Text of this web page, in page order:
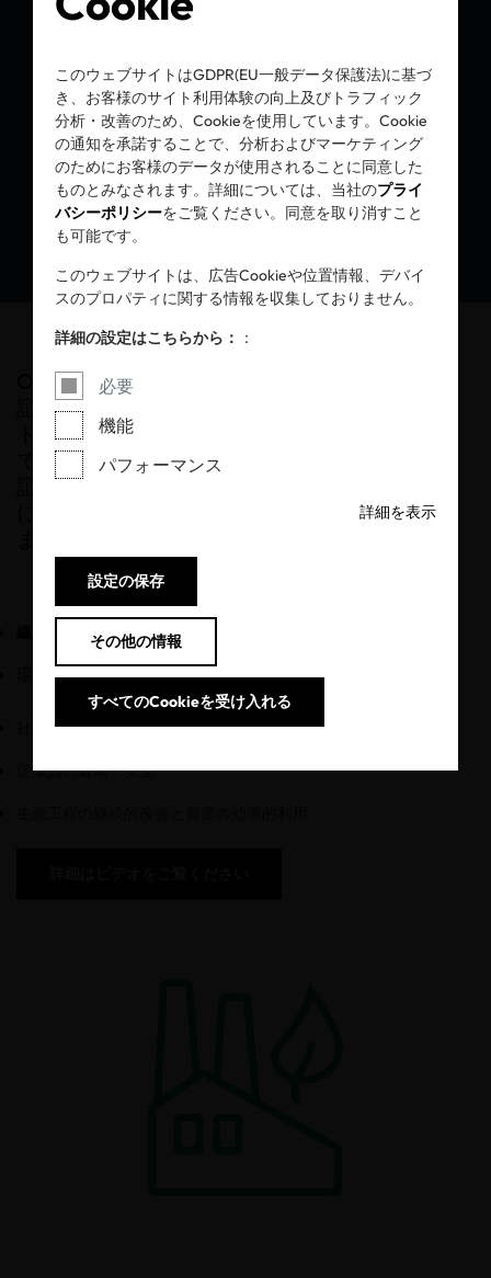
このウェブサイトはGDPR(EU一般データ保護法)に基づ
き、お客様のサイト利用体験の向上及びトラフィック
分析・改善のため、Cookieを使用しています。Cookie
の通知を承諾することで、分析およびマーケティング
のためにお客様のデータが使用されることに同意した
ものとみなされます。詳細については、当社のプライ
バシーポリシーをご覧ください。同意を取り消すこと
も可能です。
このウェブサイトは、広告Cookieや位置情報、デバイ
スのプロパティに関する情報を収集しておりません。
詳細の設定はこちらから：
：
必要
機能
パフォーマンス
詳細を表示
設定の保存
その他の情報
すべてのCookieを受け入れる
OEKO-TEX® STeP:
人と地球のために、
責任ある生産を
OEKO-TEX® STeP(エコテックス®ステップ)認
証は、繊維・皮革製品の生産及び工業用ラン
ドリーにおいて、社会的・環境的側面の双方
で最高水準の規格を設定しています。この認
証は、従業員や環境に対する責任を示すと共
に、より持続可能な企業の生産活動を支援し
繊維・皮革産業ならびに工業用ランドリー
環境および化学物質管理
社会的責任と公正な労働条件
従業員の健康・安全